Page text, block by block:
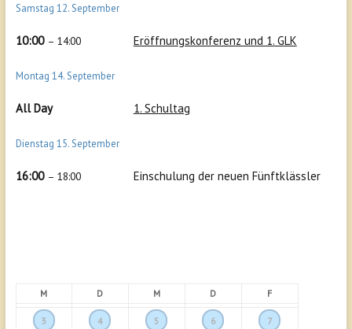
Samstag 12.September
10:00 – 14:00 Eröffnungskonferenz und 1. GLK
Montag 14.September
All Day 1. Schultag
Dienstag 15.September
16:00 – 18:00 Einschulung der neuen Fünftklässler
M D M D F
3 4 5 6 7